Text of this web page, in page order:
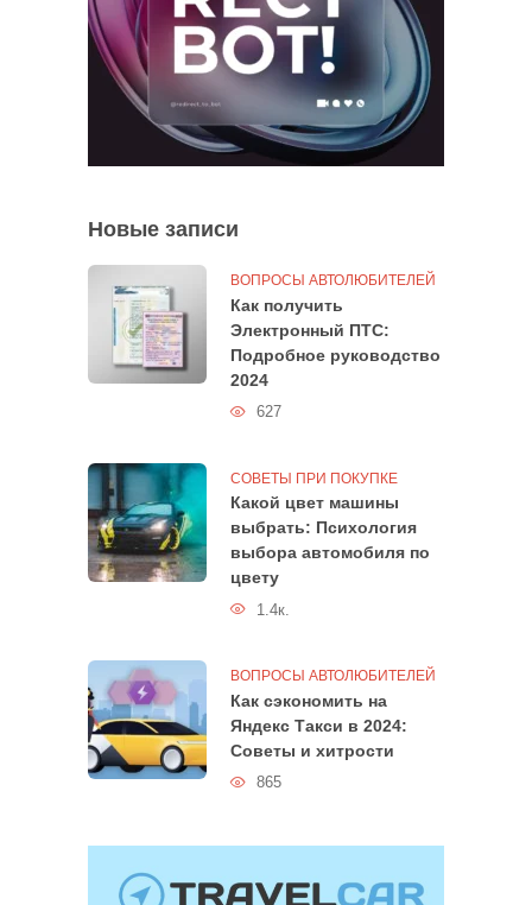
Новые записи
ВОПРОСЫ АВТОЛЮБИТЕЛЕЙ
Как получить
Электронный ПТС:
Подробное руководство
2024
627
СОВЕТЫ ПРИ ПОКУПКЕ
Какой цвет машины
выбрать: Психология
выбора автомобиля по
цвету
1.4к.
ВОПРОСЫ АВТОЛЮБИТЕЛЕЙ
Как сэкономить на
Яндекс Такси в 2024:
Советы и хитрости
865